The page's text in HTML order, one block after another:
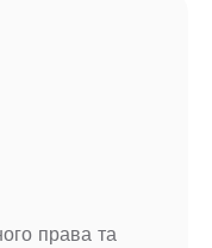
права та